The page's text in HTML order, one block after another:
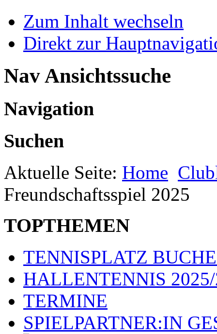
Zum Inhalt wechseln
Direkt zur
Nav Ansichtssuche
Navigation
Suchen
Aktuelle Seite: Home
Freundschaftsspiel 2025
TOPTHEMEN
TENNISPLATZ
HALLENTENNIS
TERMINE
SPIELPARTNER:IN